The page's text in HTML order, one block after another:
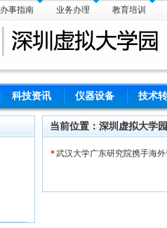
办事指南 业务办理 教育培训
科技资讯 仪器设备 技术
当前位置： 深圳虚拟大学园
武汉大学广东研究院携手海